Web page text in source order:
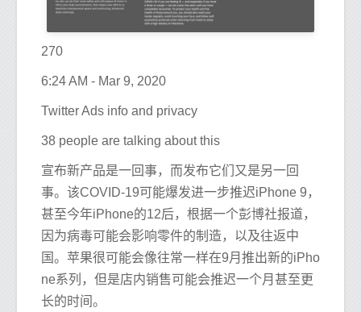
270
6:24 AM - Mar 9, 2020
Twitter Ads info and privacy
38 people are talking about this
宣布新产品是一回事，而发布它们又是另一回
事。该COVID-19可能爆发进一步推迟iPhone 9，
甚至今年iPhone的12后，根据一个彭博社报道，
因为病毒可能会影响零件的制造，以及往返中
国。苹果很可能会像往常一样在9月推出新的iPho
ne系列，但是店内销售可能会推迟一个月甚至更
长的时间。